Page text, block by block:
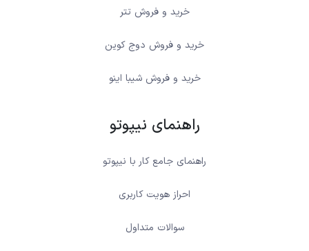
خرید و فروش تتر
خرید و فروش دوج کوین
خرید و فروش شیبا اینو
راهنمای نیپوتو
راهنمای جامع کار با نیپوتو
احراز هویت کاربری
سوالات متداول